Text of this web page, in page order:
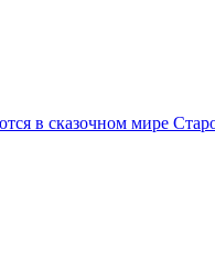
в сказочном мире